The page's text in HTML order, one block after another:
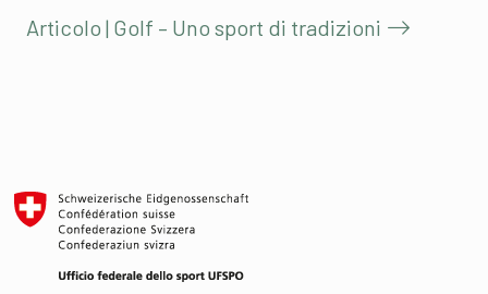
Articolo | Golf – Uno sport di tradizioni